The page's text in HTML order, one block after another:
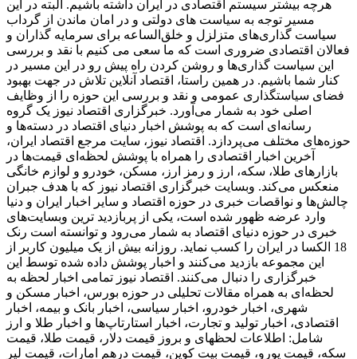
هرچه بیشتر سیستم اقتصادی در ایران داشته باشیم. البته در این
مسیر توجه به سیاست های دولتی و در امان ماندن از گرداب
سیاست گذاری‌های متزلزل و خلق‌الساعه برای سرمایه گذاران و
فعالان اقتصادی ضروری است که ما سعی می کنیم با نقد و بررسی
این سیاست گذاری‌ها و روشن کردن راه پیش رو در این مسیر در
کنار شما باشیم. در همین راستا، اقتصاد آنلاین تلاش در جهت بهبود
فضای سیاستگذاری عمومی و نقد و بررسی این حوزه را از وظایف
اصلی خود به شمار می‌آورد. خبرگزاری اقتصاد نیوز یک گروه
رسانه‌ای است که به پوشش اخبار دنیای اقتصاد در دسته‌ها و
حوزه‌های مختلف می‌پردازد. اقتصاد نیوز، سایت مرجع اقتصاد ایران،
آخرین اخبار اقتصادی را همراه با پوشش لحظه‌ای قیمت‌ها در
بازارهای طلا، سکه، ارز و رمز ارز، مسکن، خودرو و لوازم خانگی
منعکس می‌کند. وبسایت خبرگزاری اقتصاد نیوز که با هدف جبران
چالش‌ها و نواقصات خبری در حوزه اقتصاد و سایر اخبار ایران و دنیا
وارد عرضه ظهور شده است، یکی از پربازدید ترین وبسایت‌های
خبری در حوزه دنیای اقتصاد به شمار می‌رود و توانسته است رنک
18 الکسا در ایران را کسب نماید. روزانه بیش از یک میلیون کاربر از
این مجموعه بازدید می‌کنند و اخبار پوشش داده شده توسط این
خبرگزاری را دنبال می‌کنند. اقتصاد نیوز تمامی اخبار لحظه به
لحظه‌ای به همراه مقالات تحلیلی در حوزه بورس، اخبار مسکن و
شهری، اخبار خودرو، اخبار سیاسی، اخبار بانک و بیمه، اخبار
اقتصادی، اخبار تولید و تجارت، اخبار استارتاپ‌ها و اخبار طلا و ارز
شامل: اطلاعات لحظهای و بروز قیمت دلار، قیمت طلا، قیمت
سکه، قیمت یورو، قیمت بیت کوین، قیمت درهم امارات، قیمت لیر